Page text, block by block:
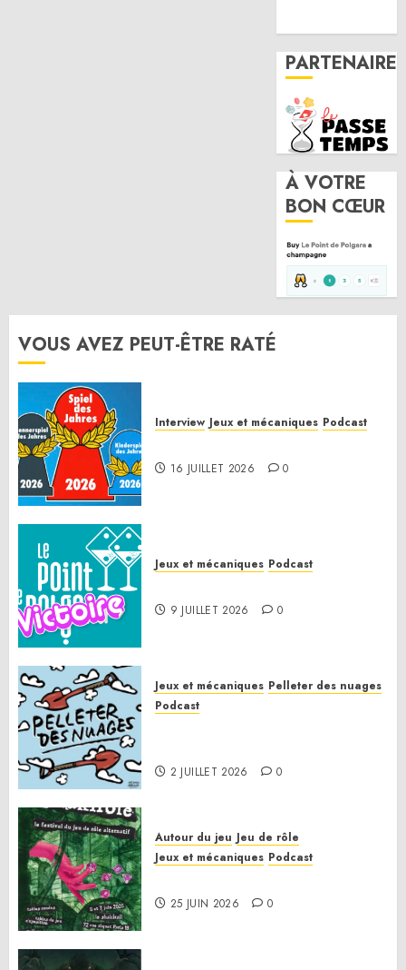
PARTENAIRE
À VOTRE
BON CŒUR
VOUS AVEZ PEUT-ÊTRE RATÉ
Interview Jeux et mécaniques Podcast
16 JUILLET 2026 0
Jeux et mécaniques Podcast
9 JUILLET 2026 0
Jeux et mécaniques Pelleter des nuages
Podcast
2 JUILLET 2026 0
Autour du jeu Jeu de rôle
Jeux et mécaniques Podcast
25 JUIN 2026 0